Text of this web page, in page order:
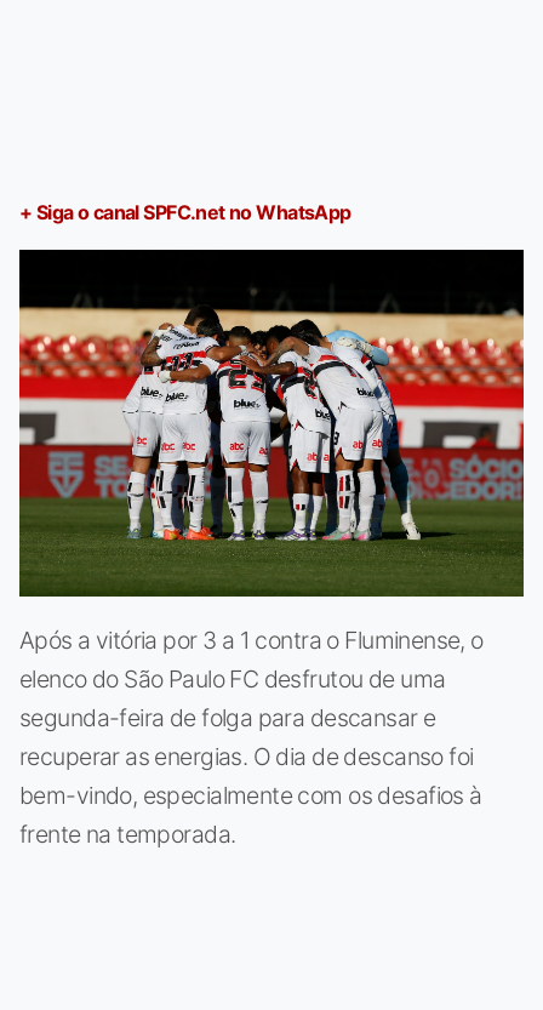
+ Siga o canal SPFC.net no WhatsApp
Após a vitória por 3 a 1 contra o Fluminense, o
elenco do São Paulo FC desfrutou de uma
segunda-feira de folga para descansar e
recuperar as energias. O dia de descanso foi
bem-vindo, especialmente com os desafios à
frente na temporada.